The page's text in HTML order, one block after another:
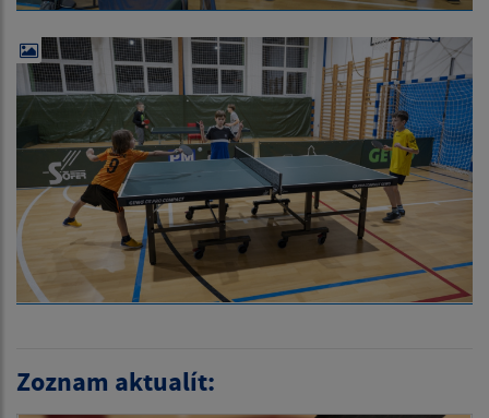
Zoznam aktualít: